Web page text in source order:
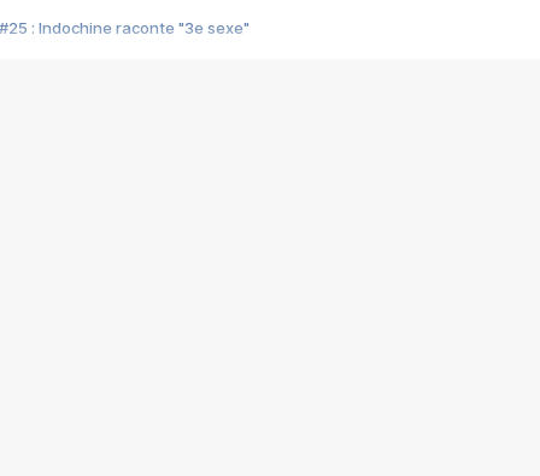
#25 : Indochine raconte "3e sexe"